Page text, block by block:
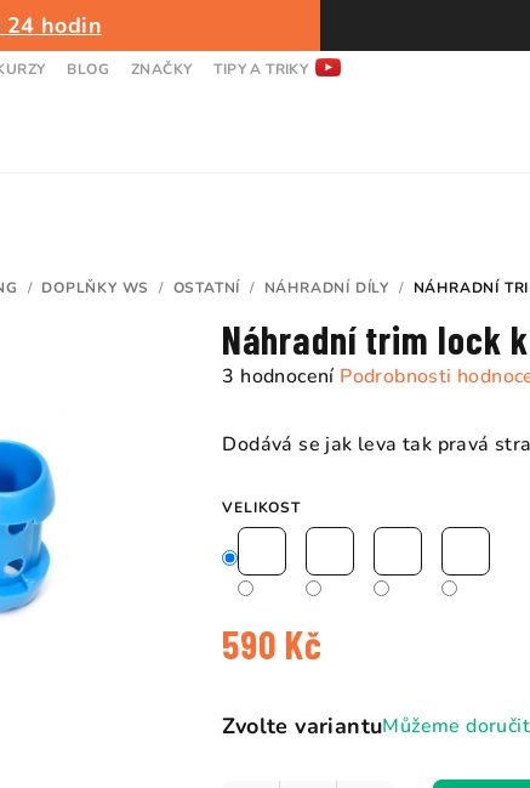
24 hodin
BLOG ZNAČKY TIPY A TRIKY
/ DOPLŇKY WS / OSTATNÍ / NÁHRADNÍ DÍLY / NÁHRADNÍ
Náhradní trim lock
Průměrné
produktu
z
5
hvězdiček.
3 hodnocení Podrobnosti
Dodává se jak leva tak pravá
VELIKOST
590 Kč
cena:
Zvolte variantuMůžeme